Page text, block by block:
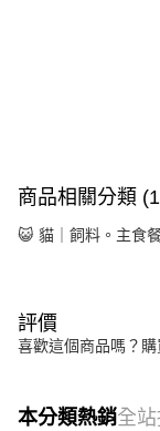
商品相關分類
😺 貓｜飼料。主食
評價
喜歡這個商品嗎？
本分類熱銷全